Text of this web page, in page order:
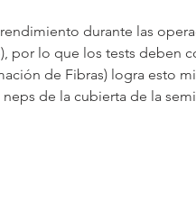
durante las
por lo que los tests deben
de Fibras) logra esto
de la cubierta de la